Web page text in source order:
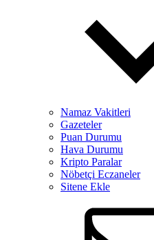
Namaz Vakitleri
Gazeteler
Puan Durumu
Hava Durumu
Kripto Paralar
Nöbetçi Eczaneler
Sitene Ekle